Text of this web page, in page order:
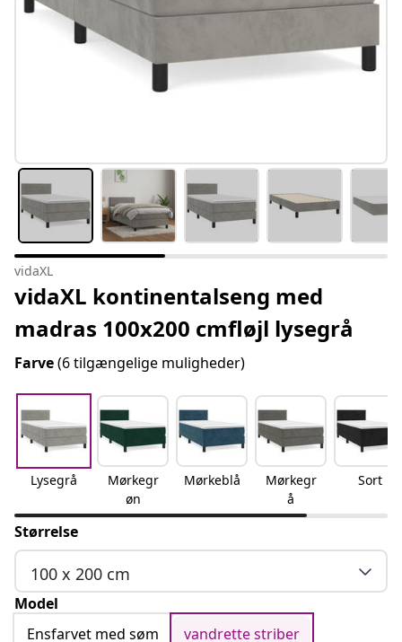
vidaXL
vidaXL kontinentalseng med
madras 100x200 cmfløjl lysegrå
Farve(6 tilgængelige muligheder)
Lysegrå
Mørkegr
øn
Mørkeblå
Mørkegr
å
Sort
Størrelse
100 x 200 cm
Model
Ensfarvet med søm
vandrette striber